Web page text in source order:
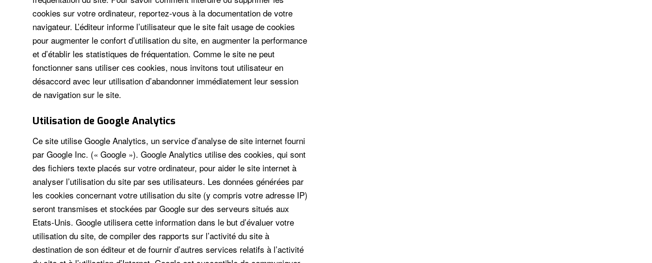
cookies sur votre ordinateur, reportez-vous à la documentation de votre
navigateur. L’éditeur informe l’utilisateur que le site fait usage de cookies
pour augmenter le confort d’utilisation du site, en augmenter la performance
et d’établir les statistiques de fréquentation. Comme le site ne peut
fonctionner sans utiliser ces cookies, nous invitons tout utilisateur en
désaccord avec leur utilisation d’abandonner immédiatement leur session
de navigation sur le site.
Utilisation de Google Analytics
Ce site utilise Google Analytics, un service d’analyse de site internet fourni
par Google Inc. (« Google »). Google Analytics utilise des cookies, qui sont
des fichiers texte placés sur votre ordinateur, pour aider le site internet à
analyser l’utilisation du site par ses utilisateurs. Les données générées par
les cookies concernant votre utilisation du site (y compris votre adresse IP)
seront transmises et stockées par Google sur des serveurs situés aux
Etats-Unis. Google utilisera cette information dans le but d’évaluer votre
utilisation du site, de compiler des rapports sur l’activité du site à
destination de son éditeur et de fournir d’autres services relatifs à l’activité